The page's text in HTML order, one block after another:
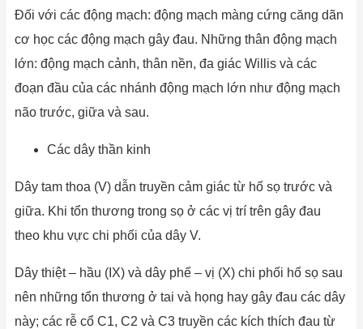
Đối với các động mạch: động mạch màng cứng căng dãn
cơ học các động mạch gây đau. Những thân động mạch
lớn: động mạch cảnh, thân nền, đa giác Willis và các
đoạn đầu của các nhánh động mạch lớn như động mạch
não trước, giữa và sau.
Các dây thần kinh
Dây tam thoa (V) dẫn truyền cảm giác từ hố sọ trước và
giữa. Khi tổn thương trong sọ ở các vị trí trên gây đau
theo khu vực chi phối của dây V.
Dây thiệt – hầu (IX) và dây phế – vị (X) chi phối hố sọ sau
nên những tổn thương ở tai và họng hay gây đau các dây
này; các rễ cổ C1, C2 và C3 truyền các kích thích đau từ